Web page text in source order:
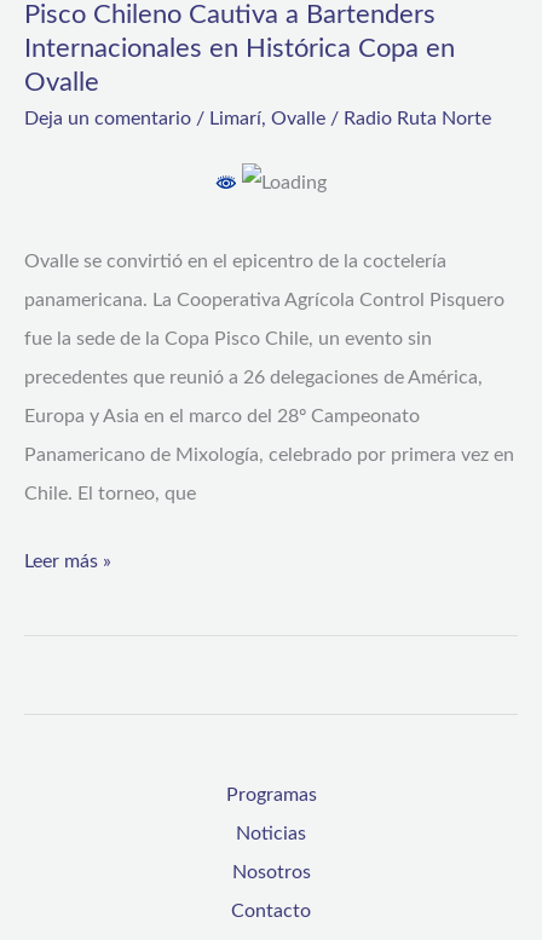
Pisco Chileno Cautiva a Bartenders
Internacionales en Histórica Copa en
Ovalle
Deja un comentario / Limarí, Ovalle / Radio Ruta Norte
Ovalle se convirtió en el epicentro de la coctelería
panamericana. La Cooperativa Agrícola Control Pisquero
fue la sede de la Copa Pisco Chile, un evento sin
precedentes que reunió a 26 delegaciones de América,
Europa y Asia en el marco del 28º Campeonato
Panamericano de Mixología, celebrado por primera vez en
Chile. El torneo, que
Cautiva
Copa
en
Ovalle
Leer más »
Programas
Noticias
Nosotros
Contacto